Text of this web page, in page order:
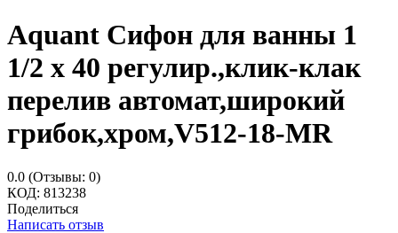
Aquant Сифон для ванны 1
1/2 х 40 регулир.,клик-клак
перелив автомат,широкий
грибок,хром,V512-18-MR
0.0 (Отзывы: 0)
КОД: 813238
Поделиться
Написать отзыв